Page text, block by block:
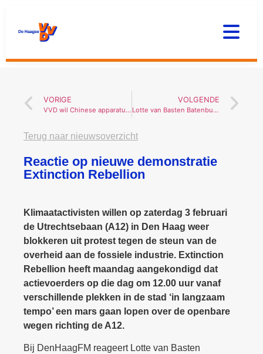
VORIGE
VVD wil Chinese apparatuur uit de stad bannen
VOLGENDE
Lotte van Basten Batenburg bij Spuigasten
Terug naar nieuwsoverzicht
Reactie op nieuwe demonstratie
Extinction Rebellion
Klimaatactivisten willen op zaterdag 3 februari
de Utrechtsebaan (A12) in Den Haag weer
blokkeren uit protest tegen de steun van de
overheid aan de fossiele industrie. Extinction
Rebellion heeft maandag aangekondigd dat
actievoerders op die dag om 12.00 uur vanaf
verschillende plekken in de stad ‘in langzaam
tempo’ een mars gaan lopen over de openbare
wegen richting de A12.
Bij DenHaagFM reageert Lotte van Basten